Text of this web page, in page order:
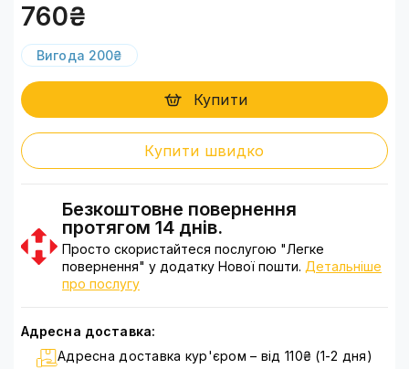
760₴
Вигода 200₴
Купити
Купити швидко
Безкоштовне повернення
протягом 14 днів.
Просто скористайтеся послугою "Легке
повернення" у додатку Нової пошти. Детальніше
про послугу
Адресна доставка:
Адресна доставка кур'єром – від 110₴ (1-2 дня)